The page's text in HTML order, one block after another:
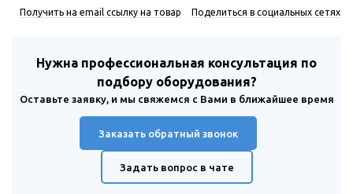
Получить на email ссылку на товар Поделиться в социальных сетях
Нужна профессиональная консультация по
подбору оборудования?
Оставьте заявку, и мы свяжемся с Вами в ближайшее время
Заказать обратный звонок
Задать вопрос в чате